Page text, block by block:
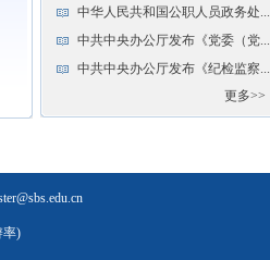
中华人民共和国公职人员政务处...
中共中央办公厅发布《党委（党...
中共中央办公厅发布《纪检监察...
更多>>
率)